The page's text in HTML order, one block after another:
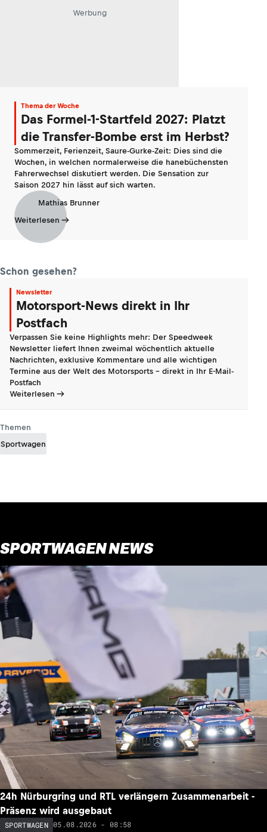
Werbung
Thema der Woche
Das Formel-1-Startfeld 2027: Platzt
die Transfer-Bombe erst im Herbst?
Sommerzeit, Ferienzeit, Saure-Gurke-Zeit: Dies sind die
Wochen, in welchen normalerweise die hanebüchensten
Fahrerwechsel diskutiert werden. Die Sensation zur
Saison 2027 hin lässt auf sich warten.
Mathias Brunner
Weiterlesen
Schon gesehen?
Newsletter
Motorsport-News direkt in Ihr
Postfach
Verpassen Sie keine Highlights mehr: Der Speedweek
Newsletter liefert Ihnen zweimal wöchentlich aktuelle
Nachrichten, exklusive Kommentare und alle wichtigen
Termine aus der Welt des Motorsports - direkt in Ihr E-Mail-
Postfach
Weiterlesen
Themen
Sportwagen
SPORTWAGEN NEWS
24h Nürburgring und RTL verlängern Zusammenarbeit -
Präsenz wird ausgebaut
SPORTWAGEN 05.08.2026 - 08:58